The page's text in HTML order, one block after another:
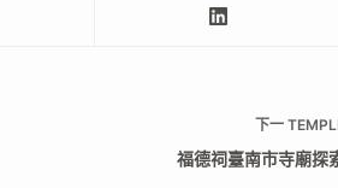
下一
福德祠臺南市寺廟探